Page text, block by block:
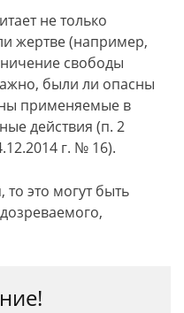
не только
жертве (например,
свободы
были ли опасны
применяемые в
действия (п. 2
г. № 16).
то это могут быть